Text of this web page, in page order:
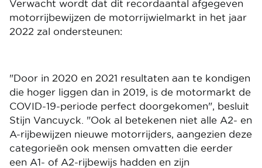
Verwacht wordt dat dit recordaantal afgegeven
motorrijbewijzen de motorrijwielmarkt in het jaar
2022 zal ondersteunen:
"Door in 2020 en 2021 resultaten aan te kondigen
die hoger liggen dan in 2019, is de motormarkt de
COVID-19-periode perfect doorgekomen", besluit
Stijn Vancuyck. "Ook al betekenen niet alle A2- en
A-rijbewijzen nieuwe motorrijders, aangezien deze
categorieën ook mensen omvatten die eerder
een A1- of A2-rijbewijs hadden en zijn